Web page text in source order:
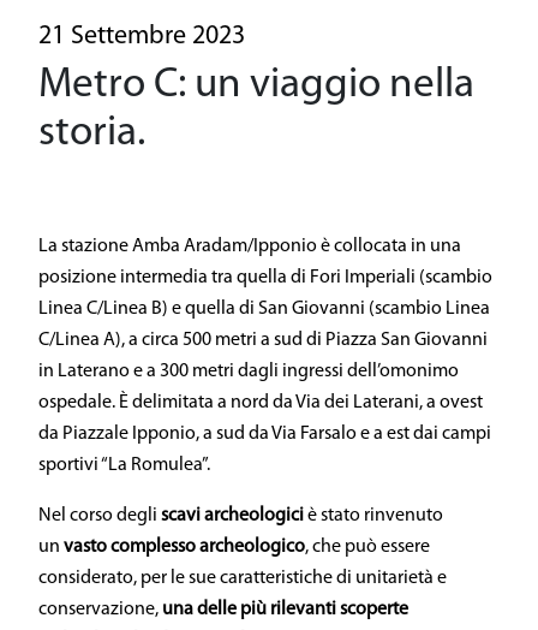
Il patrimonio storico
Sostenibilità
Area Media
Area Riservata
21 Settembre 2023
Metro C: un viaggio nella
storia.
La stazione Amba Aradam/Ipponio è collocata in una
posizione intermedia tra quella di Fori Imperiali (scambio
Linea C/Linea B) e quella di San Giovanni (scambio Linea
C/Linea A), a circa 500 metri a sud di Piazza San Giovanni
in Laterano e a 300 metri dagli ingressi dell’omonimo
ospedale. È delimitata a nord da Via dei Laterani, a ovest
da Piazzale Ipponio, a sud da Via Farsalo e a est dai campi
sportivi “La Romulea”.
Nel corso degli scavi archeologiciè stato rinvenuto
un vasto complesso archeologico, che può essere
considerato, per le sue caratteristiche di unitarietà e
conservazione, una delle più rilevanti scoperte